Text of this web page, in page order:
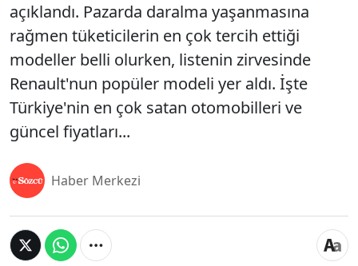
açıklandı. Pazarda daralma yaşanmasına
rağmen tüketicilerin en çok tercih ettiği
modeller belli olurken, listenin zirvesinde
Renault'nun popüler modeli yer aldı. İşte
Türkiye'nin en çok satan otomobilleri ve
güncel fiyatları...
Haber Merkezi